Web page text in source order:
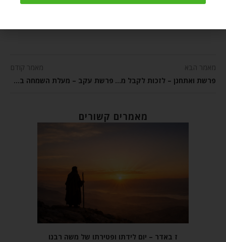
So many years after his passing
מאמר הבא
פרשת ואתחנן – לזכות לקבל מאוצר מתנת חינם
מאמר קודם
פרשת עקב – מעלת השמחה בשעת קיום מצווה
מאמרים קשורים
ז באדר – יום לידתו ופטירתו של משה רבנו